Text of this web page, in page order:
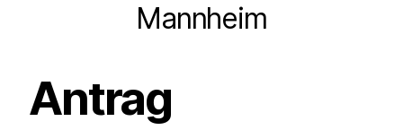
Mannheim
Antrag